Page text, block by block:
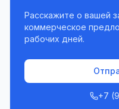
Расскажите о вашей
коммерческое
рабочих дней.
+7